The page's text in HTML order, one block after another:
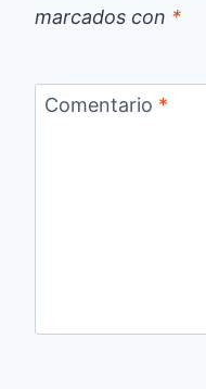
marcados con *
Comentario *